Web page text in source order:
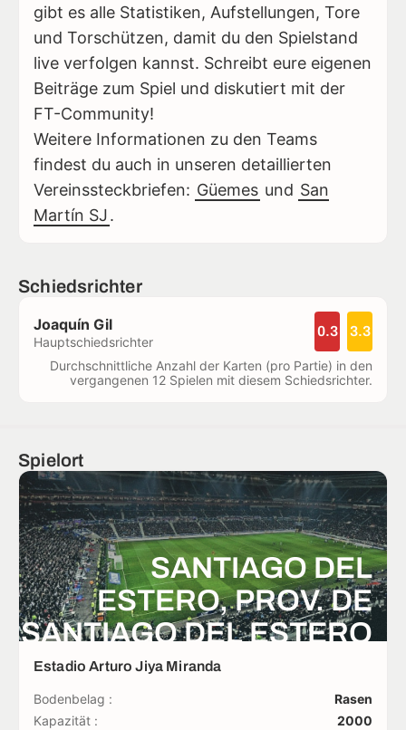
gibt es alle Statistiken, Aufstellungen, Tore
und Torschützen, damit du den Spielstand
live verfolgen kannst. Schreibt eure eigenen
Beiträge zum Spiel und diskutiert mit der
FT-Community!
Weitere Informationen zu den Teams
findest du auch in unseren detaillierten
Vereinssteckbriefen: Güemes und San
Martín SJ.
Schiedsrichter
Joaquín Gil
Hauptschiedsrichter
0.3 3.3
Durchschnittliche Anzahl der Karten (pro Partie) in den
vergangenen 12 Spielen mit diesem Schiedsrichter.
Spielort
SANTIAGO DEL
ESTERO, PROV. DE
SANTIAGO DEL ESTERO
Estadio Arturo Jiya Miranda
Bodenbelag :
Rasen
Kapazität :
2000